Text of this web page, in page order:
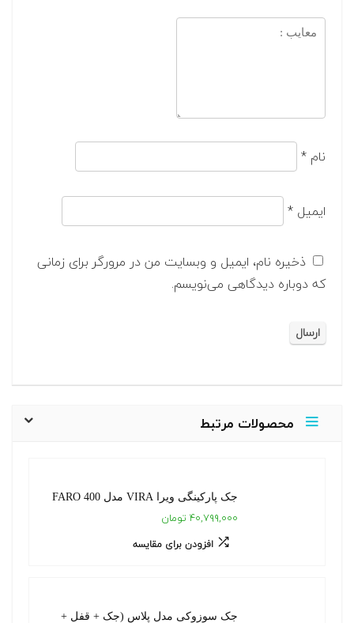
نام *
ایمیل *
ذخیره نام، ایمیل و وبسایت من در مرورگر برای زمانی
که دوباره دیدگاهی می‌نویسم.
محصولات مرتبط
جک پارکینگی ویرا VIRA مدل FARO 400
۴۰,۷۹۹,۰۰۰ تومان
افزودن برای مقایسه
جک سوزوکی مدل پلاس (جک + قفل +